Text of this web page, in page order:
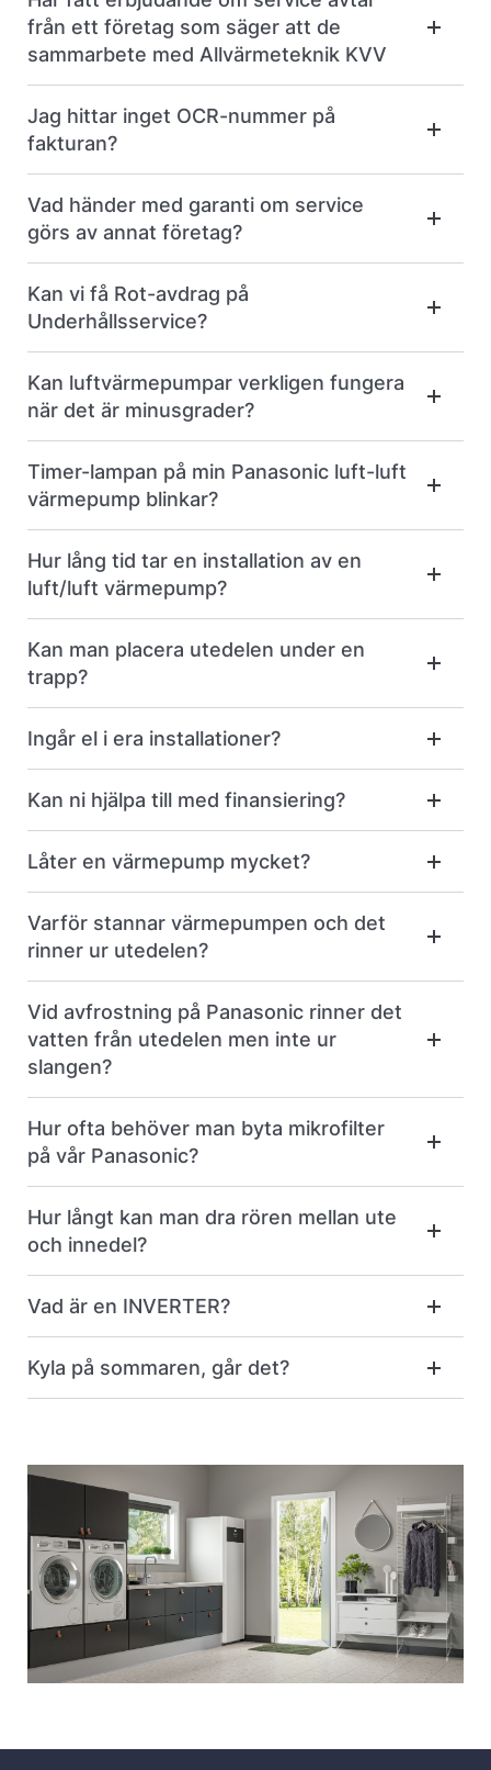
från ett företag som säger att de
sammarbete med Allvärmeteknik KVV
Jag hittar inget OCR-nummer på
fakturan?
Vad händer med garanti om service
görs av annat företag?
Kan vi få Rot-avdrag på
Underhållsservice?
Kan luftvärmepumpar verkligen fungera
när det är minusgrader?
Timer-lampan på min Panasonic luft-luft
värmepump blinkar?
Hur lång tid tar en installation av en
luft/luft värmepump?
Kan man placera utedelen under en
trapp?
Ingår el i era installationer?
Kan ni hjälpa till med finansiering?
Låter en värmepump mycket?
Varför stannar värmepumpen och det
rinner ur utedelen?
Vid avfrostning på Panasonic rinner det
vatten från utedelen men inte ur
slangen?
Hur ofta behöver man byta mikrofilter
på vår Panasonic?
Hur långt kan man dra rören mellan ute
och innedel?
Vad är en INVERTER?
Kyla på sommaren, går det?